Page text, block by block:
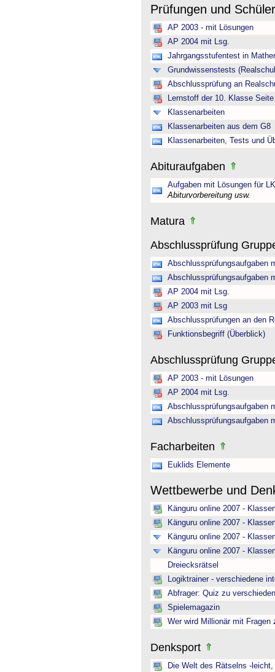
Prüfungen und
AP 2003 - mit Lösungen
AP 2004 mit Lsg.
Jahrgangsstufentest in
Grundwissenstests
Abschlussprüfung an
Lernstoff der 10. Klasse
Klassenarbeiten
Klassenarbeiten aus dem G8
Klassenarbeiten, Tests und
Abituraufgaben
Aufgaben mit Lösungen für
Abiturvorbereitung usw.
Matura
Abschlussprüfung
Abschlussprüfungsaufgaben
Abschlussprüfungsaufgaben
AP 2004 mit Lsg.
AP 2003 mit Lsg
Abschlussprüfungen an den
Funktionsbegriff (Überblick)
Abschlussprüfung
AP 2003 - mit Lösungen
AP 2004 mit Lsg.
Abschlussprüfungsaufgaben
Abschlussprüfungsaufgaben
Facharbeiten
Euklids Elemente
Wettbewerbe und
Känguru online 2007 -
Känguru online 2007 -
Känguru online 2007 -
Känguru online 2007 -
Dreiecksrätsel
Logiktrainer - verschiedene
Abfrager: Quiz zu
Spielemagazin
Wer wird Millionär mit Fragen
Denksport
Die Welt des Rätselns -